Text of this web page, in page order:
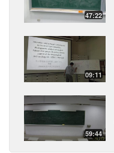
47:22
09:11
59:44